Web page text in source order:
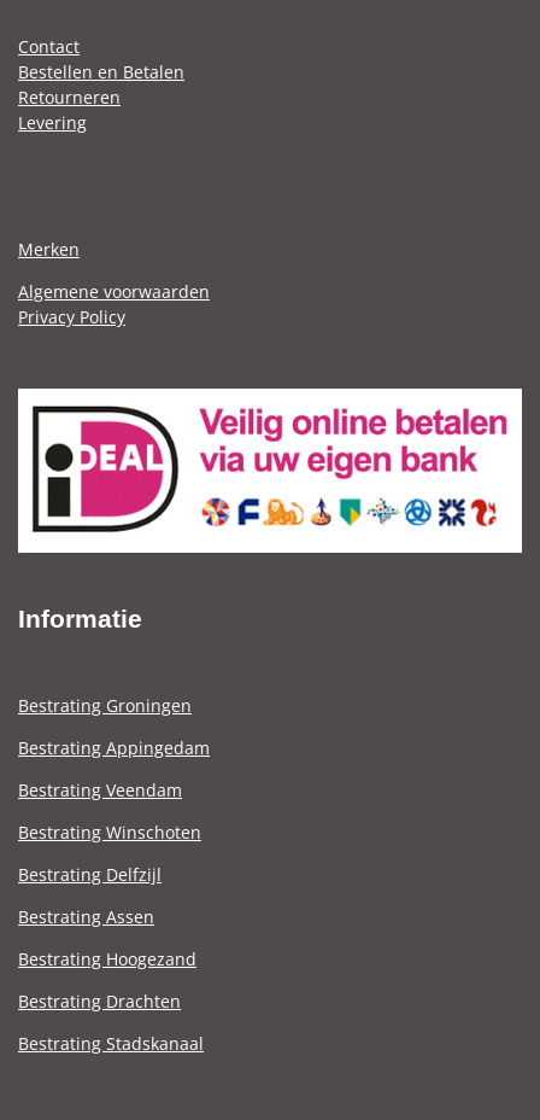
Contact
Bestellen en Betalen
Retourneren
Levering
Merken
Algemene voorwaarden
Privacy Policy
Informatie
Bestrating Groningen
Bestrating Appingedam
Bestrating Veendam
Bestrating Winschoten
Bestrating Delfzijl
Bestrating Assen
Bestrating Hoogezand
Bestrating Drachten
Bestrating Stadskanaal